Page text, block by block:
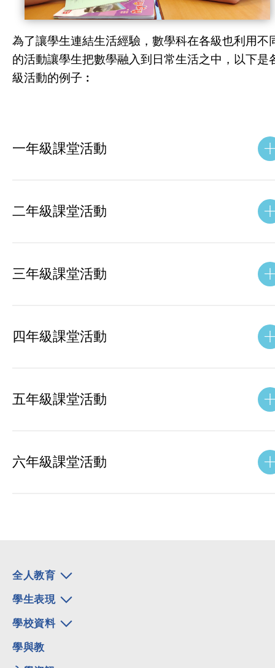
為了讓學生連結生活經驗，數學科在各級也利用不
的活動讓學生把數學融入到日常生活之中，以下是
級活動的例子︰
一年級課堂活動
二年級課堂活動
三年級課堂活動
四年級課堂活動
五年級課堂活動
六年級課堂活動
全人教育
學生表現
學校資料
學與教